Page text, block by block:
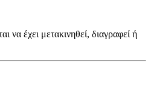
να έχει μετακινηθεί, διαγραφεί ή